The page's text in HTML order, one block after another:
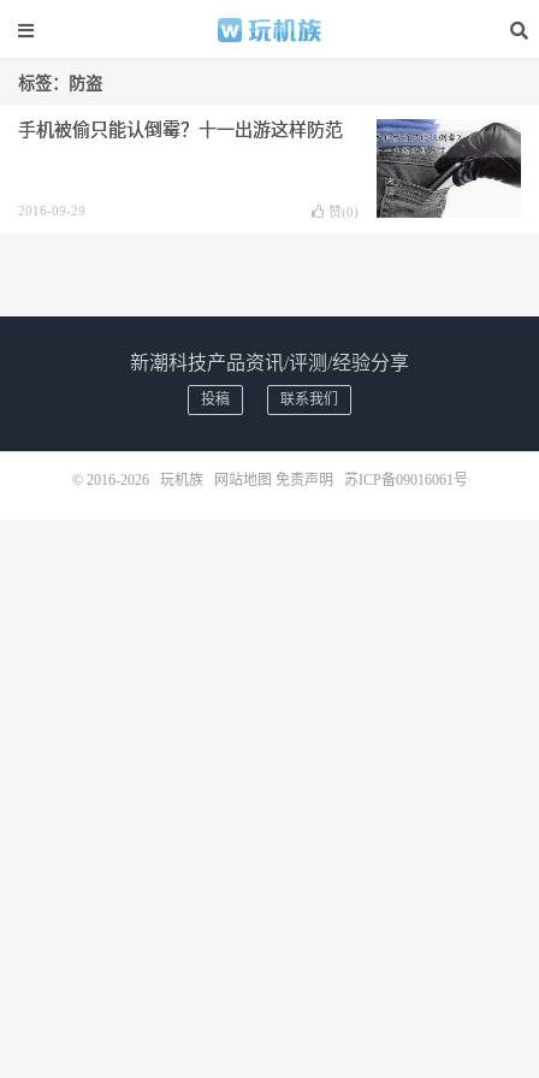
标签：防盗
手机被偷只能认倒霉？十一出游这样防范
2016-09-29 赞(0)
新潮科技产品资讯/评测/经验分享
投稿 联系我们
© 2016-2026 玩机族 网站地图 免责声明 苏ICP备09016061号